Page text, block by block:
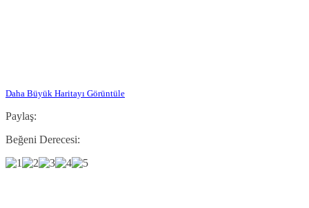
Daha Büyük Haritayı Görüntüle
Paylaş:
Beğeni Derecesi: